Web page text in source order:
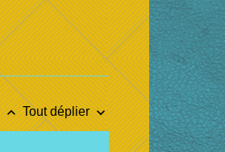
keyboard_arrow_up Tout déplierkeyboard_arrow_down